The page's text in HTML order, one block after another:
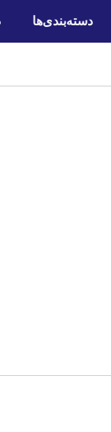
دسته‌بندی‌ها